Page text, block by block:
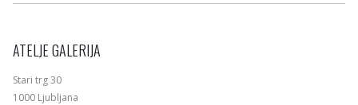
ATELJE GALERIJA
Stari trg 30
1000 Ljubljana